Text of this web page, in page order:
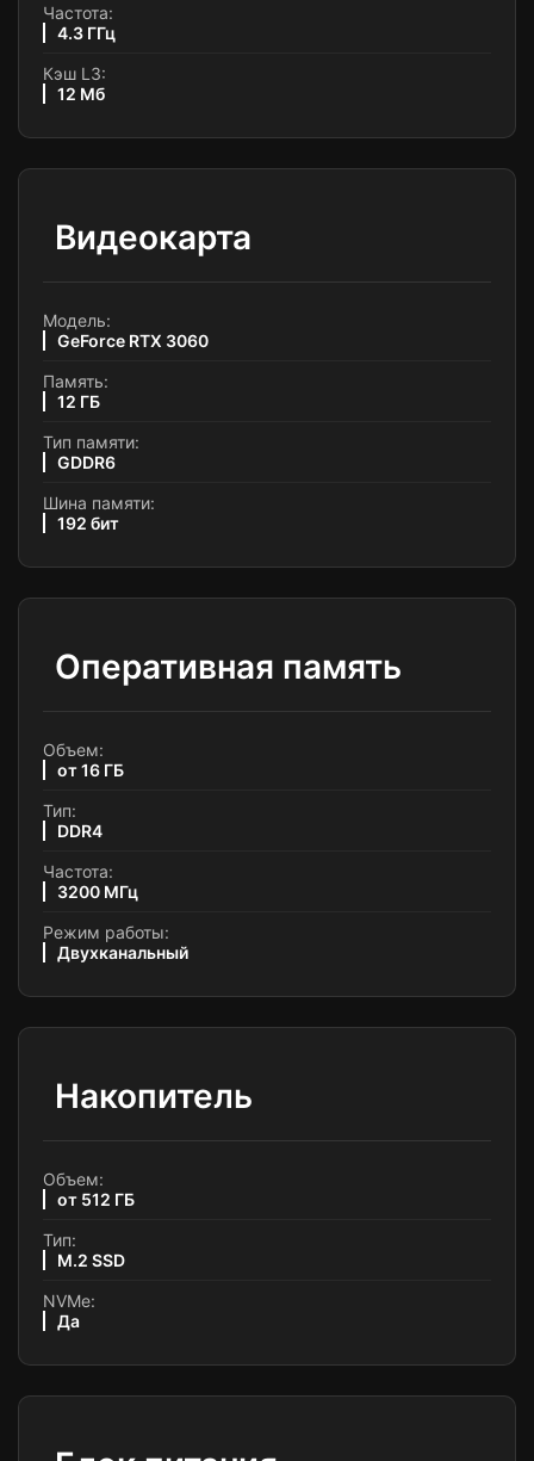
Частота:
4.3 ГГц
Кэш L3:
12 Мб
Видеокарта
Модель:
GeForce RTX 3060
Память:
12 ГБ
Тип памяти:
GDDR6
Шина памяти:
192 бит
Оперативная память
Объем:
от 16 ГБ
Тип:
DDR4
Частота:
3200 МГц
Режим работы:
Двухканальный
Накопитель
Объем:
от 512 ГБ
Тип:
M.2 SSD
NVMe:
Да